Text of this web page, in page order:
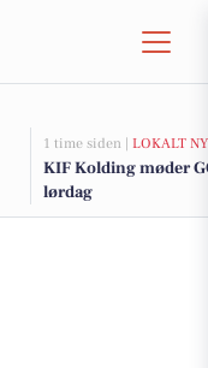
1 time siden | LOKALT
KIF Kolding møder
lørdag